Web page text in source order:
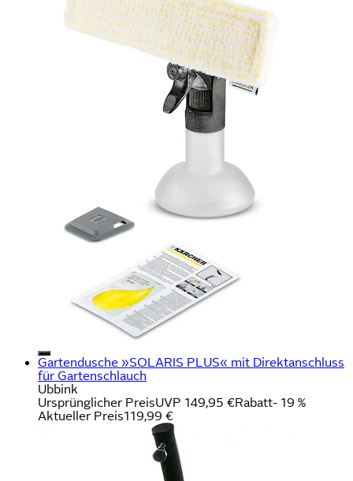
Gartendusche »SOLARIS PLUS« mit Direktanschluss
für Gartenschlauch
Ubbink
Ursprünglicher PreisUVP 149,95 €Rabatt- 19 %
Aktueller Preis119,99 €